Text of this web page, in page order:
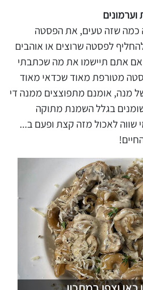
כמה שזה טעים, את הפסטה
לפסטה שרוצים או אוהבים
אם אתם תיישמו את מה שכתבתי
מטורפת מאוד שכדאי מאוד
מנה, אומנם מתפוצצים ממנה די
בגלל השמנת מתוקה
שווה לאכול מזה קצת ופעם ב...